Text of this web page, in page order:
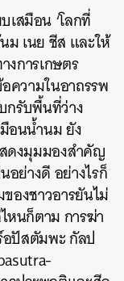
เสมือน ‘โลกที่
ม เนย ชีส และให้
งการเกษตร
ความในอาถรรพ
กรับพื้นที่ว่าง
อนน้ำนม ยัง
ดงมุมมองสำคัญ
อย่างดี อย่างไรก็
องชาวอารยันไม่
นก็ตาม การฆ่า
อปัสตัมพะ กัลป